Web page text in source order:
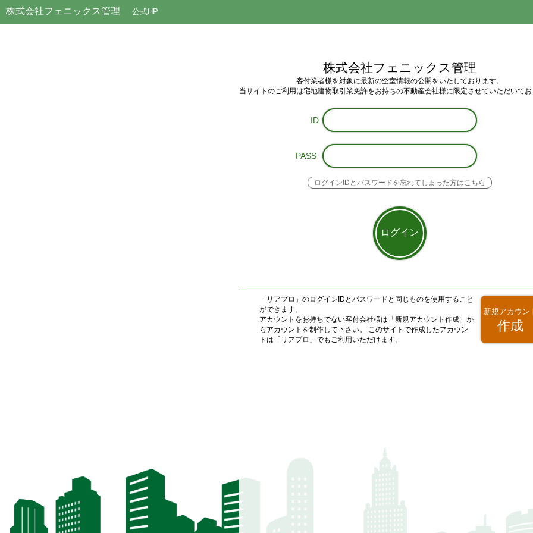
株式会社フェニックス管理 公式HP
株式会社フェニックス管理
客付業者様を対象に最新の空室情報の公開をいたしております。
当サイトのご利用は宅地建物取引業免許をお持ちの不動産会社様に限定させていただいて
ID
PASS
ログインIDとパスワードを忘れてしまった方はこちら
ログイン
「 リアプロ 」のログインIDとパスワードと同じものを使用すること
ができます。
アカウントをお持ちでない客付会社様は「新規アカウント作成」か
らアカウントを制作して下さい。 このサイトで作成したアカウン
トは「 リアプロ 」でもご利用いただけます。
新規アカウン
作成